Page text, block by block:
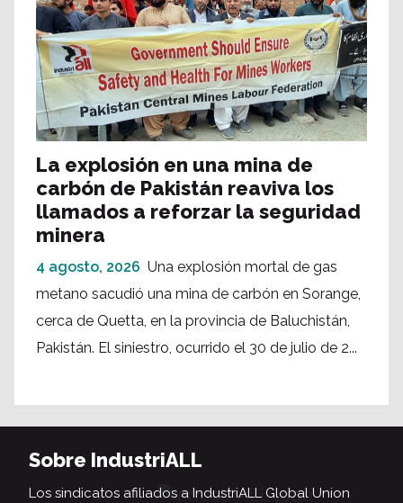
La explosión en una mina de
carbón de Pakistán reaviva los
llamados a reforzar la seguridad
minera
4 agosto, 2026 Una explosión mortal de gas
metano sacudió una mina de carbón en Sorange,
cerca de Quetta, en la provincia de Baluchistán,
Pakistán. El siniestro, ocurrido el 30 de julio de 2...
Sobre IndustriALL
Los sindicatos afiliados a IndustriALL Global Union